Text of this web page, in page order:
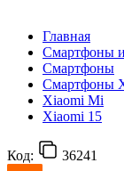
Главная
Смартфоны
Смартфоны
Смартфоны
Xiaomi Mi
Xiaomi 15
Код: 36241